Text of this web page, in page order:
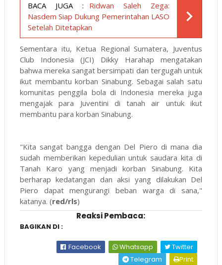
BACA JUGA :
Ridwan Saleh Zega:
Nasdem Siap Dukung Pemerintahan LASO
Setelah Ditetapkan
Sementara itu, Ketua Regional Sumatera, Juventus
Club Indonesia (JCI) Dikky Harahap mengatakan
bahwa mereka sangat bersimpati dan tergugah untuk
ikut membantu korban Sinabung. Sebagai salah satu
komunitas penggila bola di Indonesia mereka juga
mengajak para Juventini di tanah air untuk ikut
membantu para korban Sinabung.
"Kita sangat bangga dengan Del Piero di mana dia
sudah memberikan kepedulian untuk saudara kita di
Tanah Karo yang menjadi korban Sinabung. Kita
berharap kedatangan dan aksi yang dilakukan Del
Piero dapat mengurangi beban warga di sana,"
katanya. (red/rls)
Reaksi Pembaca:
BAGIKAN DI :
Facebook Whatsapp
Twitter
Telegram
Print